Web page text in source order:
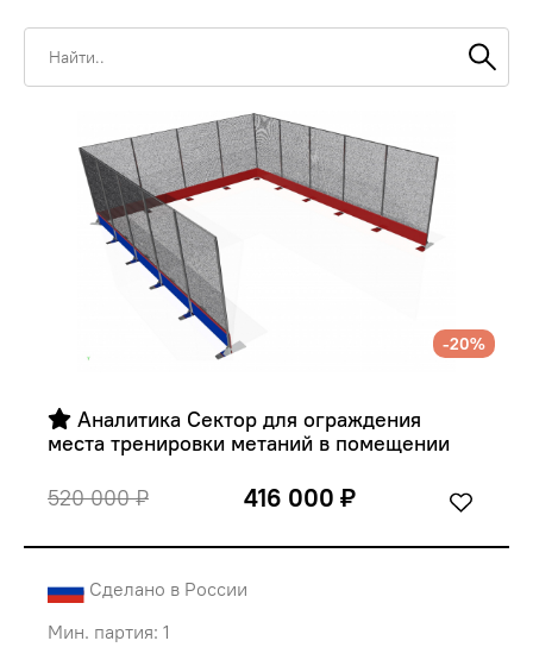
-20%
Аналитика Сектор для ограждения
места тренировки метаний в помещении
520 000 ₽
416 000 ₽
Сделано в России
Мин. партия: 1